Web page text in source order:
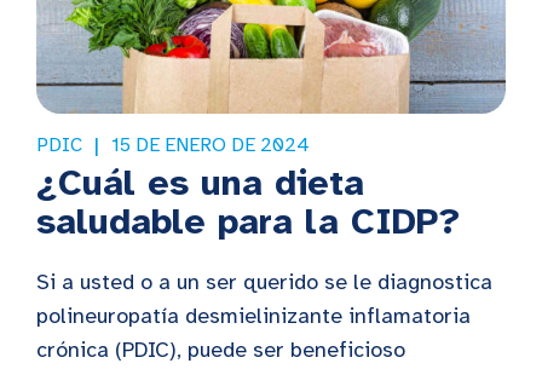
PDIC 15 DE ENERO DE 2024
¿Cuál es una dieta
saludable para la CIDP?
Si a usted o a un ser querido se le diagnostica
polineuropatía desmielinizante inflamatoria
crónica (PDIC), puede ser beneficioso